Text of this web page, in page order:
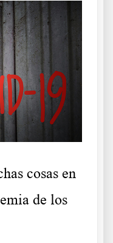
cosas en
de los